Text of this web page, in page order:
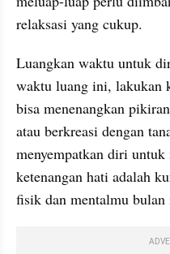
relaksasi yang cukup.
Luangkan waktu untuk
waktu luang ini, lakukan
bisa menenangkan
atau berkreasi dengan
menyempatkan diri
ketenangan hati adalah
fisik dan mentalmu bulan